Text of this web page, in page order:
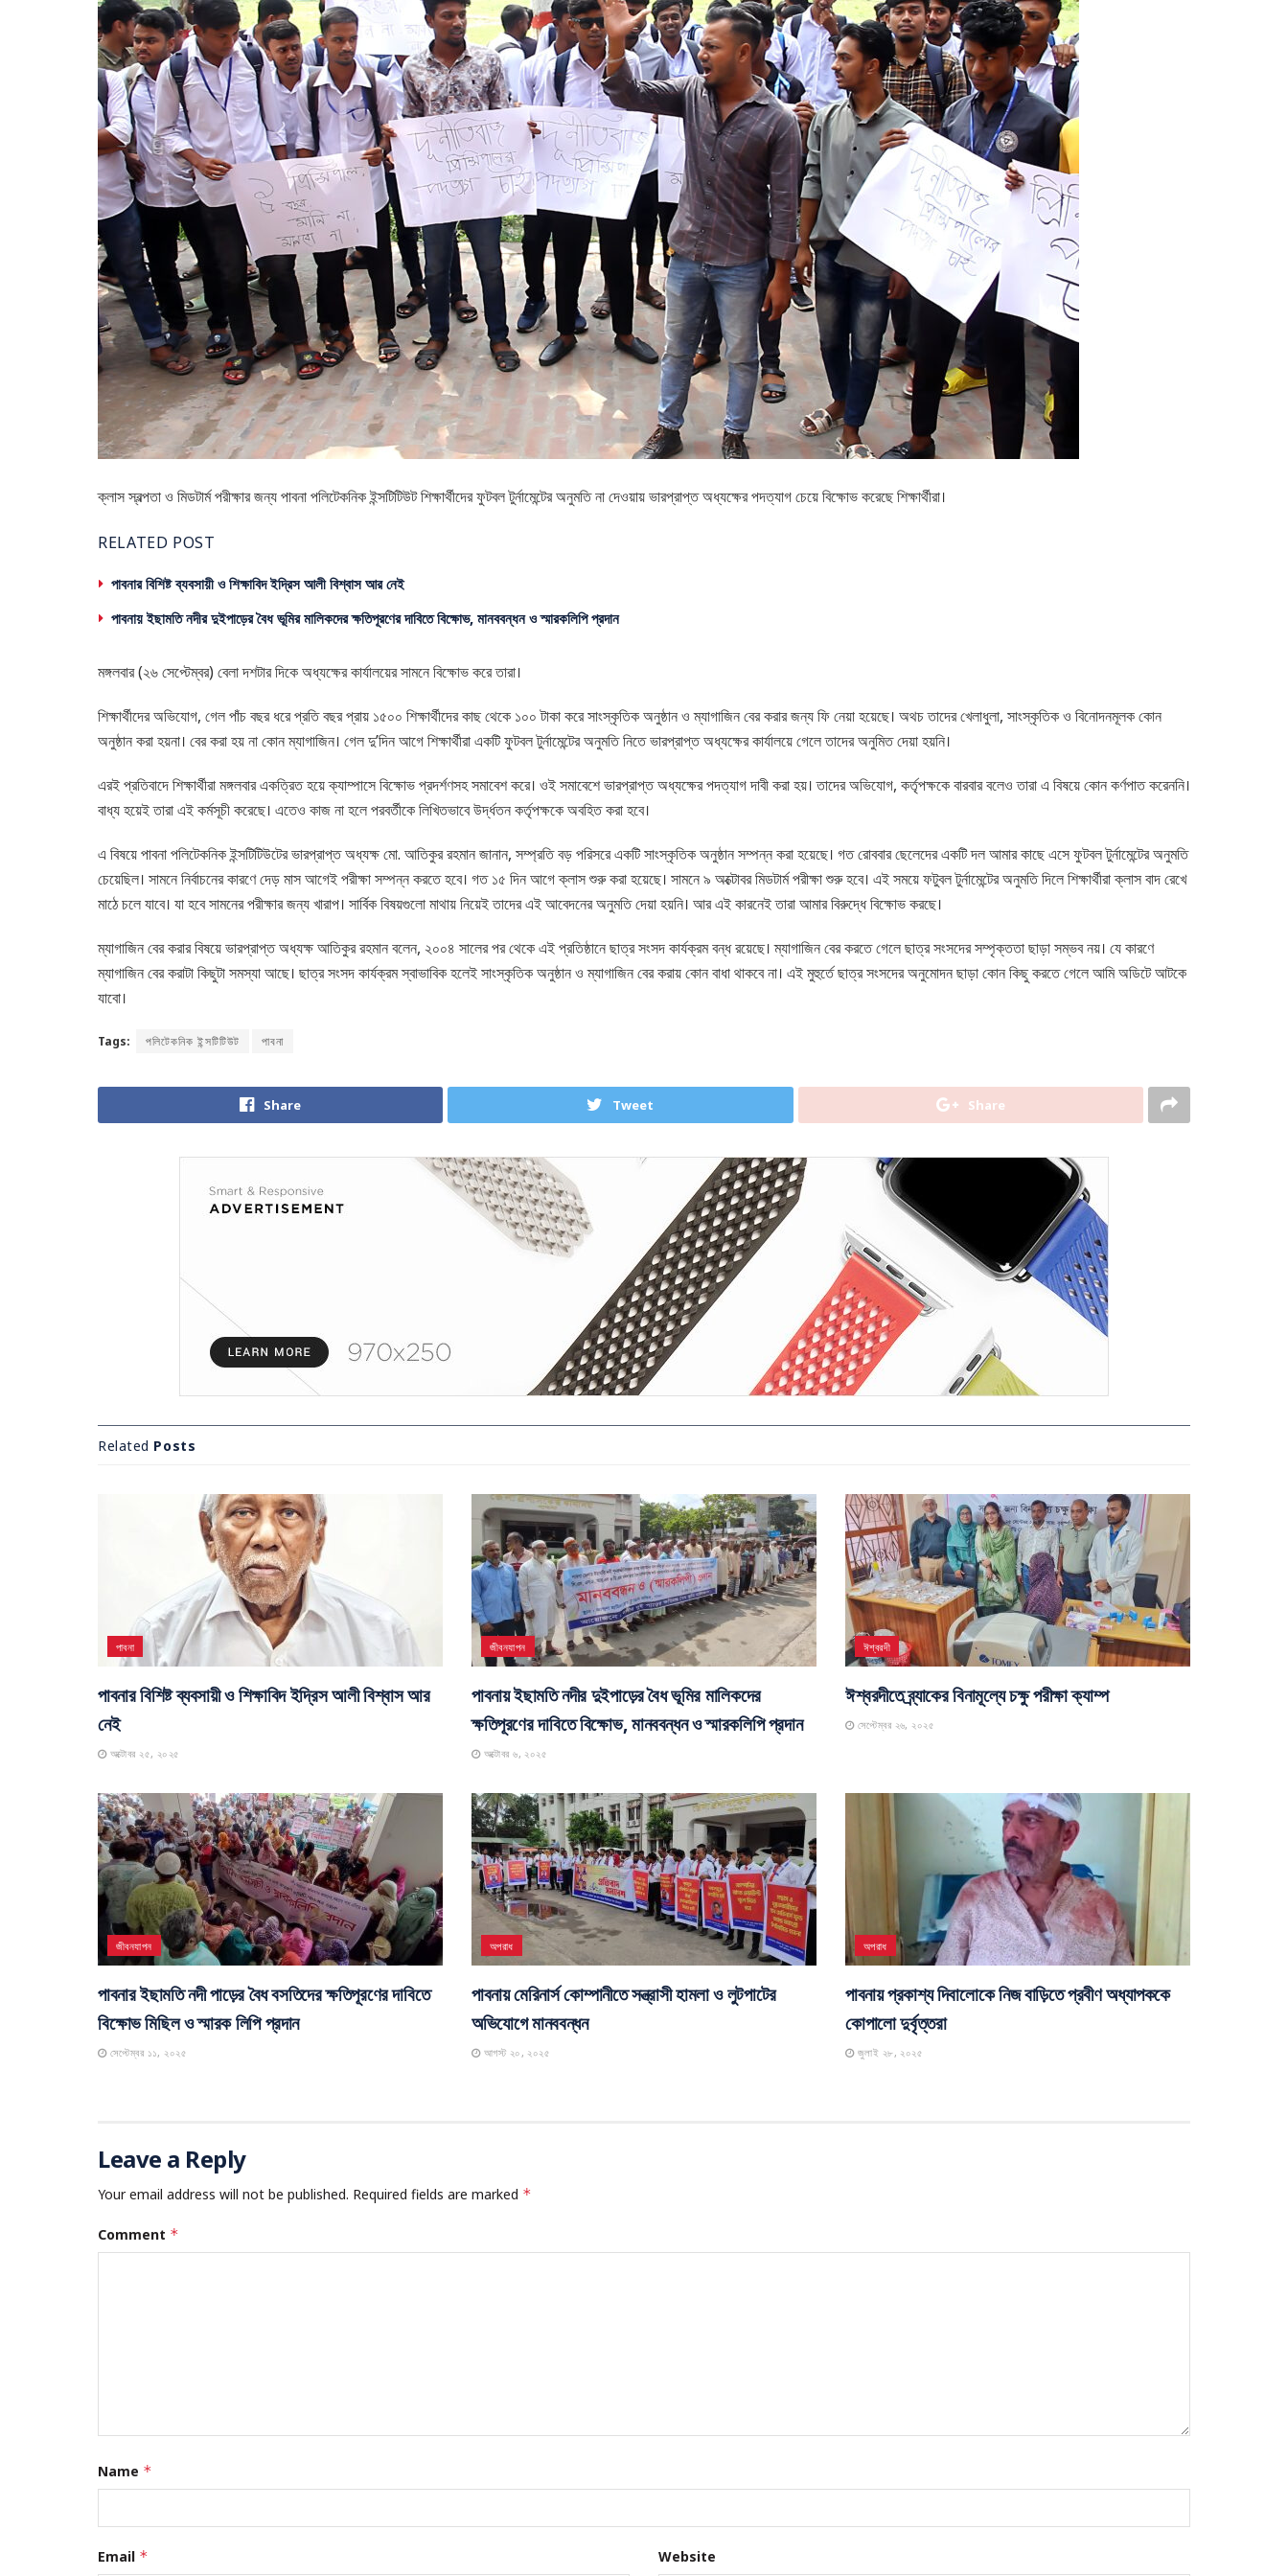
ক্লাস স্বল্পতা ও মিডটার্ম পরীক্ষার জন্য পাবনা পলিটেকনিক ইন্সটিটিউট শিক্ষার্থীদের ফুটবল টুর্নামেন্টের অনুমতি না দেওয়ায় ভারপ্রাপ্ত অধ্যক্ষের পদত্যাগ চেয়ে বিক্ষোভ করেছে শিক্ষার্থীরা।
RELATED POST
পাবনার বিশিষ্ট ব্যবসায়ী ও শিক্ষাবিদ ইদ্রিস আলী বিশ্বাস আর নেই
পাবনায় ইছামতি নদীর দুইপাড়ের বৈধ ভূমির মালিকদের ক্ষতিপূরণের দাবিতে বিক্ষোভ, মানববন্ধন ও স্মারকলিপি প্রদান
মঙ্গলবার (২৬ সেপ্টেম্বর) বেলা দশটার দিকে অধ্যক্ষের কার্যালয়ের সামনে বিক্ষোভ করে তারা।
শিক্ষার্থীদের অভিযোগ, গেল পাঁচ বছর ধরে প্রতি বছর প্রায় ১৫০০ শিক্ষার্থীদের কাছ থেকে ১০০ টাকা করে সাংস্কৃতিক অনুষ্ঠান ও ম্যাগাজিন বের করার জন্য ফি নেয়া হয়েছে। অথচ তাদের খেলাধুলা, সাংস্কৃতিক ও বিনোদনমূলক কোন
অনুষ্ঠান করা হয়না। বের করা হয় না কোন ম্যাগাজিন। গেল দু’দিন আগে শিক্ষার্থীরা একটি ফুটবল টুর্নামেন্টের অনুমতি নিতে ভারপ্রাপ্ত অধ্যক্ষের কার্যালয়ে গেলে তাদের অনুমিত দেয়া হয়নি।
এরই প্রতিবাদে শিক্ষার্থীরা মঙ্গলবার একত্রিত হয়ে ক্যাম্পাসে বিক্ষোভ প্রদর্শণসহ সমাবেশ করে। ওই সমাবেশে ভারপ্রাপ্ত অধ্যক্ষের পদত্যাগ দাবী করা হয়। তাদের অভিযোগ, কর্তৃপক্ষকে বারবার বলেও তারা এ বিষয়ে কোন কর্ণপাত করেননি।
বাধ্য হয়েই তারা এই কর্মসূচী করেছে। এতেও কাজ না হলে পরবর্তীকে লিখিতভাবে উর্দ্ধতন কর্তৃপক্ষকে অবহিত করা হবে।
এ বিষয়ে পাবনা পলিটেকনিক ইন্সটিটিউটের ভারপ্রাপ্ত অধ্যক্ষ মো. আতিকুর রহমান জানান, সম্প্রতি বড় পরিসরে একটি সাংস্কৃতিক অনুষ্ঠান সম্পন্ন করা হয়েছে। গত রোববার ছেলেদের একটি দল আমার কাছে এসে ফুটবল টুর্নামেন্টের অনুমতি
চেয়েছিল। সামনে নির্বাচনের কারণে দেড় মাস আগেই পরীক্ষা সম্পন্ন করতে হবে। গত ১৫ দিন আগে ক্লাস শুরু করা হয়েছে। সামনে ৯ অক্টোবর মিডটার্ম পরীক্ষা শুরু হবে। এই সময়ে ফটুবল টুর্নামেন্টের অনুমতি দিলে শিক্ষার্থীরা ক্লাস বাদ রেখে
মাঠে চলে যাবে। যা হবে সামনের পরীক্ষার জন্য খারাপ। সার্বিক বিষয়গুলো মাথায় নিয়েই তাদের এই আবেদনের অনুমতি দেয়া হয়নি। আর এই কারনেই তারা আমার বিরুদ্ধে বিক্ষোভ করছে।
ম্যাগাজিন বের করার বিষয়ে ভারপ্রাপ্ত অধ্যক্ষ আতিকুর রহমান বলেন, ২০০৪ সালের পর থেকে এই প্রতিষ্ঠানে ছাত্র সংসদ কার্যক্রম বন্ধ রয়েছে। ম্যাগাজিন বের করতে গেলে ছাত্র সংসদের সম্পৃক্ততা ছাড়া সম্ভব নয়। যে কারণে
ম্যাগাজিন বের করাটা কিছুটা সমস্যা আছে। ছাত্র সংসদ কার্যক্রম স্বাভাবিক হলেই সাংস্কৃতিক অনুষ্ঠান ও ম্যাগাজিন বের করায় কোন বাধা থাকবে না। এই মুহুর্তে ছাত্র সংসদের অনুমোদন ছাড়া কোন কিছু করতে গেলে আমি অডিটে আটকে
যাবো।
Tags: পলিটেকনিক ইন্সটিটিউট পাবনা
Share Tweet Share
Related Posts
পাবনা
পাবনার বিশিষ্ট ব্যবসায়ী ও শিক্ষাবিদ ইদ্রিস আলী বিশ্বাস আর
নেই
অক্টোবর ২৫, ২০২৫
জীবনযাপন
পাবনায় ইছামতি নদীর দুইপাড়ের বৈধ ভূমির মালিকদের
ক্ষতিপূরণের দাবিতে বিক্ষোভ, মানববন্ধন ও স্মারকলিপি প্রদান
অক্টোবর ৬, ২০২৫
ঈশ্বরদী
ঈশ্বরদীতে ব্র্যাকের বিনামূল্যে চক্ষু পরীক্ষা ক্যাম্প
সেপ্টেম্বর ২৬, ২০২৫
জীবনযাপন
পাবনার ইছামতি নদী পাড়ের বৈধ বসতিদের ক্ষতিপূরণের দাবিতে
বিক্ষোভ মিছিল ও স্মারক লিপি প্রদান
সেপ্টেম্বর ১১, ২০২৫
অপরাধ
পাবনায় মেরিনার্স কোম্পানীতে সন্ত্রাসী হামলা ও লুটপাটের
অভিযোগে মানববন্ধন
আগস্ট ২০, ২০২৫
অপরাধ
পাবনায় প্রকাশ্য দিবালোকে নিজ বাড়িতে প্রবীণ অধ্যাপককে
কোপালো দুর্বৃত্তরা
জুলাই ২৮, ২০২৫
Leave a Reply
Your email address will not be published. Required fields are marked *
Comment *
Name *
Email * Website